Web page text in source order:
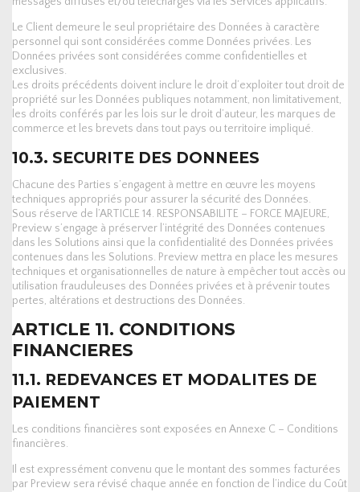
Le Client demeure le seul propriétaire des Données à caractère
personnel qui sont considérées comme Données privées. Les
Données privées sont considérées comme confidentielles et
exclusives.
Les droits précédents doivent inclure le droit d’exploiter tout droit de
propriété sur les Données publiques notamment, non limitativement,
les droits conférés par les lois sur le droit d’auteur, les marques de
commerce et les brevets dans tout pays ou territoire impliqué.
10.3. SECURITE DES DONNEES
Chacune des Parties s’engagent à mettre en œuvre les moyens
techniques appropriés pour assurer la sécurité des Données.
Sous réserve de l’ARTICLE 14. RESPONSABILITE – FORCE MAJEURE,
Preview s’engage à préserver l’intégrité des Données contenues
dans les Solutions ainsi que la confidentialité des Données privées
contenues dans les Solutions. Preview mettra en place les mesures
techniques et organisationnelles de nature à empêcher tout accès ou
utilisation frauduleuses des Données privées et à prévenir toutes
pertes, altérations et destructions des Données.
ARTICLE 11. CONDITIONS
FINANCIERES
11.1. REDEVANCES ET MODALITES DE
PAIEMENT
Les conditions financières sont exposées en Annexe C – Conditions
financières.
Il est expressément convenu que le montant des sommes facturées
par Preview sera révisé chaque année en fonction de l’indice du Coût